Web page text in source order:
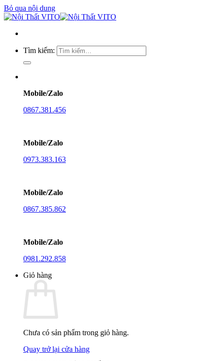
Bỏ qua nội dung
Tìm kiếm:
Mobile/Zalo
0867.381.456
Mobile/Zalo
0973.383.163
Mobile/Zalo
0867.385.862
Mobile/Zalo
0981.292.858
Giỏ hàng
Chưa có sản phẩm trong giỏ hàng.
Quay trở lại cửa hàng